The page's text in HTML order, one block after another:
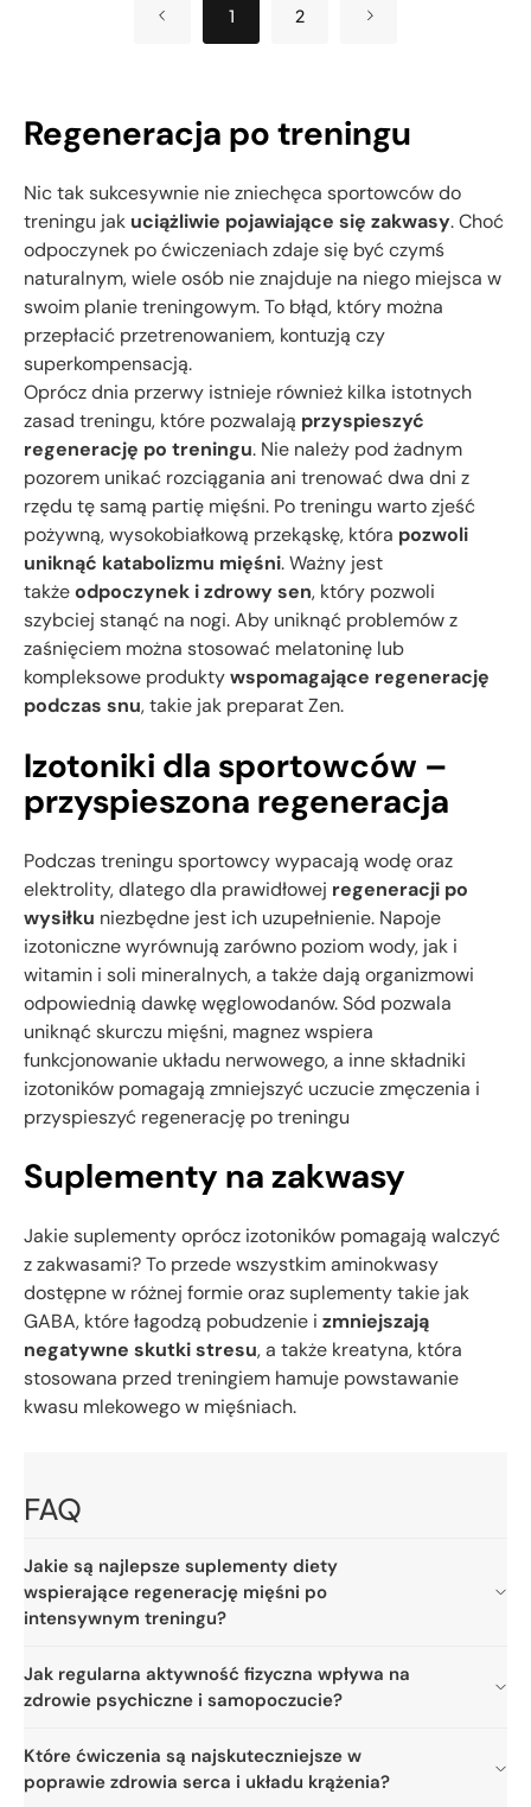
1 2
Regeneracja po treningu
Nic tak sukcesywnie nie zniechęca sportowców do
treningu jak uciążliwie pojawiające się zakwasy. Choć
odpoczynek po ćwiczeniach zdaje się być czymś
naturalnym, wiele osób nie znajduje na niego miejsca w
swoim planie treningowym. To błąd, który można
przepłacić przetrenowaniem, kontuzją czy
superkompensacją.
Oprócz dnia przerwy istnieje również kilka istotnych
zasad treningu, które pozwalają przyspieszyć
regenerację po treningu. Nie należy pod żadnym
pozorem unikać rozciągania ani trenować dwa dni z
rzędu tę samą partię mięśni. Po treningu warto zjeść
pożywną, wysokobiałkową przekąskę, która pozwoli
uniknąć katabolizmu mięśni. Ważny jest
takżeodpoczynek i zdrowy sen, który pozwoli
szybciej stanąć na nogi. Aby uniknąć problemów z
zaśnięciem można stosować melatoninę lub
kompleksowe produktywspomagające regenerację
podczas snu, takie jak preparat Zen.
Izotoniki dla sportowców –
przyspieszona regeneracja
Podczas treningu sportowcy wypacają wodę oraz
elektrolity, dlatego dla prawidłowej regeneracji po
wysiłku niezbędne jest ich uzupełnienie. Napoje
izotoniczne wyrównują zarówno poziom wody, jak i
witamin i soli mineralnych, a także dają organizmowi
odpowiednią dawkę węglowodanów. Sód pozwala
uniknąć skurczu mięśni, magnez wspiera
funkcjonowanie układu nerwowego, a inne składniki
izotoników pomagają zmniejszyć uczucie zmęczenia i
przyspieszyć regenerację po treningu
Suplementy na zakwasy
Jakie suplementy oprócz izotoników pomagają walczyć
z zakwasami? To przede wszystkim aminokwasy
dostępne w różnej formie oraz suplementy takie jak
GABA, które łagodzą pobudzenie i zmniejszają
negatywne skutki stresu, a także kreatyna, która
stosowana przed treningiem hamuje powstawanie
kwasu mlekowego w mięśniach.
FAQ
Jakie są najlepsze suplementy diety
wspierające regenerację mięśni po
intensywnym treningu?
Jak regularna aktywność fizyczna wpływa na
zdrowie psychiczne i samopoczucie?
Które ćwiczenia są najskuteczniejsze w
poprawie zdrowia serca i układu krążenia?